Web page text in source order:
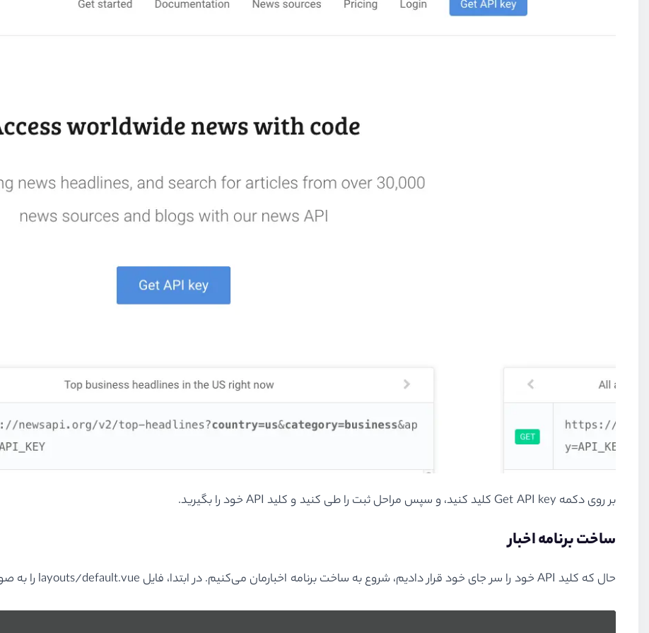
بر روی دکمه Get API key کلید کنید، و سپس مراحل ثبت را طی کنید و کلید API خود را بگیرید.
ساخت برنامه اخبار
حال که کلید API خود را سر جای خود قرار دادیم، شروع به ساخت برنامه اخبارمان می‌کنیم. در ابتدا، فایل layouts/default.vue را به صورت زیر بروز‌رسانی می‌کنیم: